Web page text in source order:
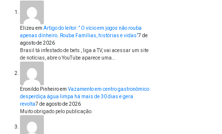
Elizeu em Artigo do leitor: ” O vício em jogos não rouba
apenas dinheiro. Rouba Famílias, histórias e vidas”7 de
agosto de 2026
Brasil tá infestado de bets , liga a TV, vai acessar um site
de notícias, abre o YouTube aparece uma…
Eronildo Pinheiroem Vazamento em centro gastronômico
desperdiça água limpa há mais de 30 dias e gera
revolta7 de agosto de 2026
Muito obrigado pelo publicação.